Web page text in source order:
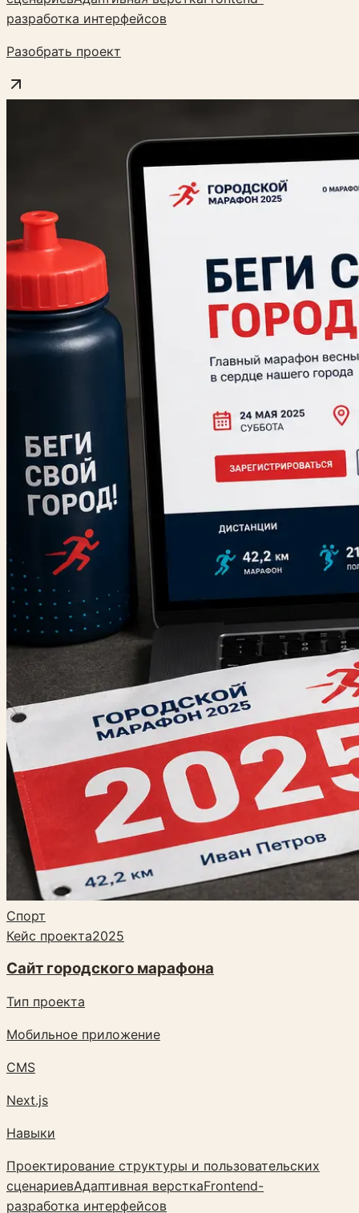
разработка интерфейсов
Разобрать проект
Спорт
Кейс проекта2025
Сайт городского марафона
Тип проекта
Мобильное приложение
CMS
Next.js
Навыки
Проектирование структуры и пользовательских
сценариевАдаптивная версткаFrontend-
разработка интерфейсов